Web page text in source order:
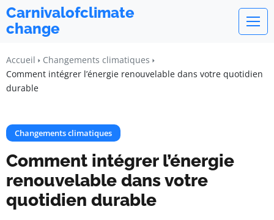
Carnivalofclimate
change
Accueil
Changements climatiques
Comment intégrer l’énergie renouvelable dans votre quotidien
durable
Changements climatiques
Comment intégrer l’énergie
renouvelable dans votre
quotidien durable